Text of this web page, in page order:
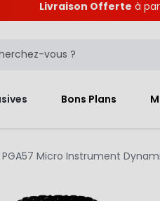
Livraison Offerte à
Bons Plans
PGA57 Micro Instrument